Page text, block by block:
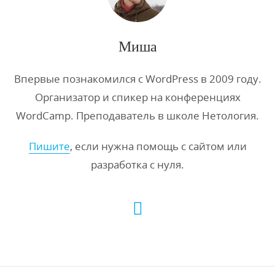
Миша
Впервые познакомился с WordPress в 2009 году.
Организатор и спикер на конференциях
WordCamp. Преподаватель в школе Нетология.
Пишите, если нужна помощь с сайтом или
разработка с нуля.